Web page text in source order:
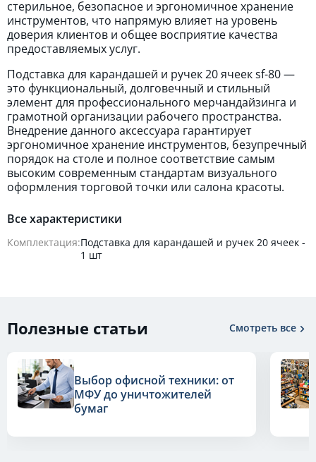
стерильное, безопасное и эргономичное хранение
инструментов, что напрямую влияет на уровень
доверия клиентов и общее восприятие качества
предоставляемых услуг.
Подставка для карандашей и ручек 20 ячеек sf-80 —
это функциональный, долговечный и стильный
элемент для профессионального мерчандайзинга и
грамотной организации рабочего пространства.
Внедрение данного аксессуара гарантирует
эргономичное хранение инструментов, безупречный
порядок на столе и полное соответствие самым
высоким современным стандартам визуального
оформления торговой точки или салона красоты.
Все характеристики
Комплектация:Подставка для карандашей и ручек 20 ячеек -
1 шт
Полезные статьи Смотреть все
Выбор офисной техники: от
МФУ до уничтожителей
бумаг